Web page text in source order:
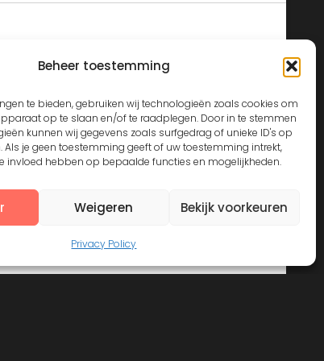
Beheer toestemming
te bieden, gebruiken wij technologieën zoals cookies om
op te slaan en/of te raadplegen. Door in te stemmen
kunnen wij gegevens zoals surfgedrag of unieke ID's op
Als je geen toestemming geeft of uw toestemming intrekt,
invloed hebben op bepaalde functies en mogelijkheden.
Weigeren Bekijk voorkeuren
Privacy Policy